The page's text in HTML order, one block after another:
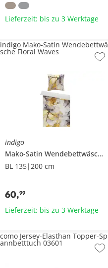
Lieferzeit: bis zu 3 Werktage
indigo
Mako-Satin Wendebettwäsche
BL 135|200 cm
60,99
indigo Mako-Satin Wendebettwä
sche Floral Waves
Lieferzeit: bis zu 3 Werktage
como Jersey-Elasthan Topper-Sp
annbetttuch 03601